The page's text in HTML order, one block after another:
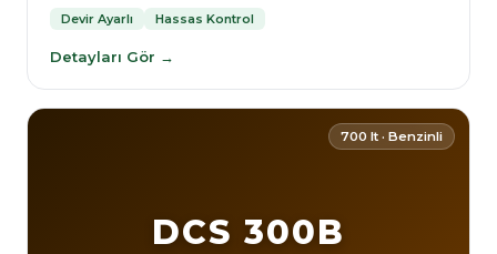
Devir Ayarlı Hassas Kontrol
Detayları Gör →
700 lt · Benzinli
DCS 300B